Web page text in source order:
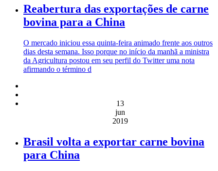
Reabertura das exportações de carne
bovina para a China
O mercado iniciou essa quinta-feira animado frente aos outros
dias desta semana. Isso porque no início da manhã a ministra
da Agricultura postou em seu perfil do Twitter uma nota
afirmando o término d
13
jun
2019
Brasil volta a exportar carne bovina
para China